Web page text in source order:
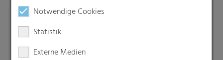
nächsten Generation.
Notwendige Cookies
Statistik
Externe Medien